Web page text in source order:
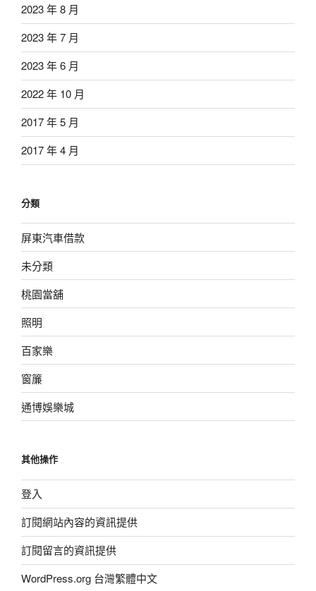
2023 年 8 月
2023 年 7 月
2023 年 6 月
2022 年 10 月
2017 年 5 月
2017 年 4 月
分類
屏東汽車借款
未分類
桃園當舖
照明
百家樂
窗簾
通博娛樂城
其他操作
登入
訂閱網站內容的資訊提供
訂閱留言的資訊提供
WordPress.org 台灣繁體中文